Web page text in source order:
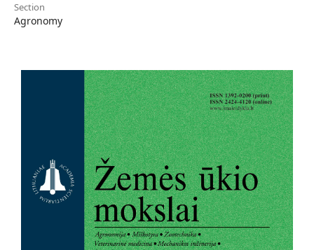
Section
Agronomy